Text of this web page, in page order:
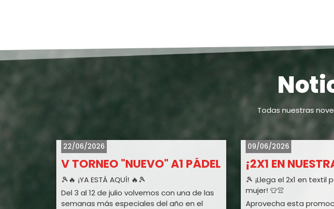
Todas nuestras
II TORNEO DE PÁDEL SOLIDARIO ASPERGA - A1 PÁDEL
22/06/2026
V TORNEO "NUEVO" A1 PÁDEL
🎾🔥 ¡YA ESTÁ AQUÍ! 🔥🎾
Del 3 al 12 de julio volvemos con una de las
semanas más especiales del año en el
09/06/2026
🎾 ¡Llega el 2x1 en textil
mujer! 👕👚
Aprovecha esta